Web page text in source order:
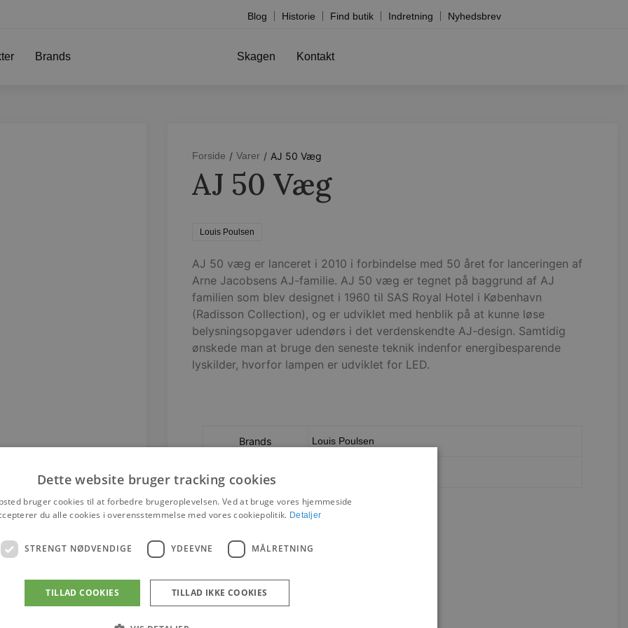
Blog Historie Find butik Indretning Nyhedsbrev
Brands Skagen Kontakt
Forside / Varer / AJ 50 Væg
AJ 50 Væg
Louis Poulsen
AJ 50 væg er lanceret i 2010 i forbindelse med 50 året for lanceringen af
Arne Jacobsens AJ-familie. AJ 50 væg er tegnet på baggrund af AJ
familien som blev designet i 1960 til SAS Royal Hotel i København
(Radisson Collection), og er udviklet med henblik på at kunne løse
belysningsopgaver udendørs i det verdenskendte AJ-design. Samtidig
ønskede man at bruge den seneste teknik indenfor energibesparende
lyskilder, hvorfor lampen er udviklet for LED.
Brands Louis Poulsen
Designere
Dette website bruger tracking cookies
bruger cookies til at forbedre brugeroplevelsen. Ved at bruge vores hjemmeside
du alle cookies i overensstemmelse med vores cookiepolitik. Detaljer
STRENGT NØDVENDIGE YDEEVNE MÅLRETNING
TILLAD COOKIES TILLAD IKKE COOKIES